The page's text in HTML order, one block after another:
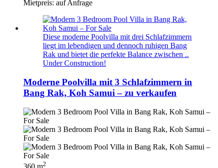
Mietpreis: auf Anfrage
Diese moderne Poolvilla mit drei Schlafzimmern
liegt im lebendigen und dennoch ruhigen Bang
Rak und bietet die perfekte Balance zwischen ..
Under Construction!
Moderne Poolvilla mit 3 Schlafzimmern in
Bang Rak, Koh Samui – zu verkaufen
360 m2